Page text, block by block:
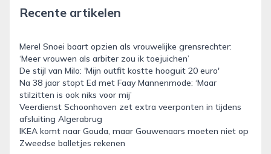
Recente artikelen
Merel Snoei baart opzien als vrouwelijke grensrechter:
‘Meer vrouwen als arbiter zou ik toejuichen’
De stijl van Milo: 'Mijn outfit kostte hooguit 20 euro'
Na 38 jaar stopt Ed met Faay Mannenmode: ‘Maar
stilzitten is ook niks voor mij’
Veerdienst Schoonhoven zet extra veerponten in tijdens
afsluiting Algerabrug
IKEA komt naar Gouda, maar Gouwenaars moeten niet op
Zweedse balletjes rekenen